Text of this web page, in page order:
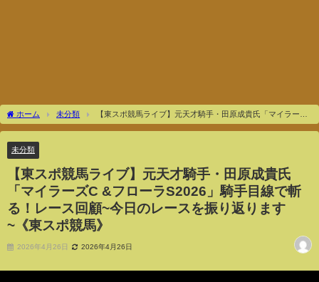
ホーム 未分類
【東スポ競馬ライブ】元天才騎手・田原成貴氏「マイラーズ
C &フローラS2026」騎手目線で斬る！レース回顧~今日のレースを振り返ります~《東
未分類
【東スポ競馬ライブ】元天才騎手・田原成貴氏
「マイラーズC &フローラS2026」騎手目線で斬
る！レース回顧~今日のレースを振り返ります
~《東スポ競馬》
2026年4月26日 2026年4月26日